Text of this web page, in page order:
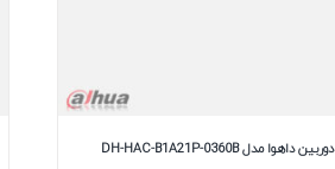
دوربین داهوا مدل DH-HAC-B1A21P-0360B